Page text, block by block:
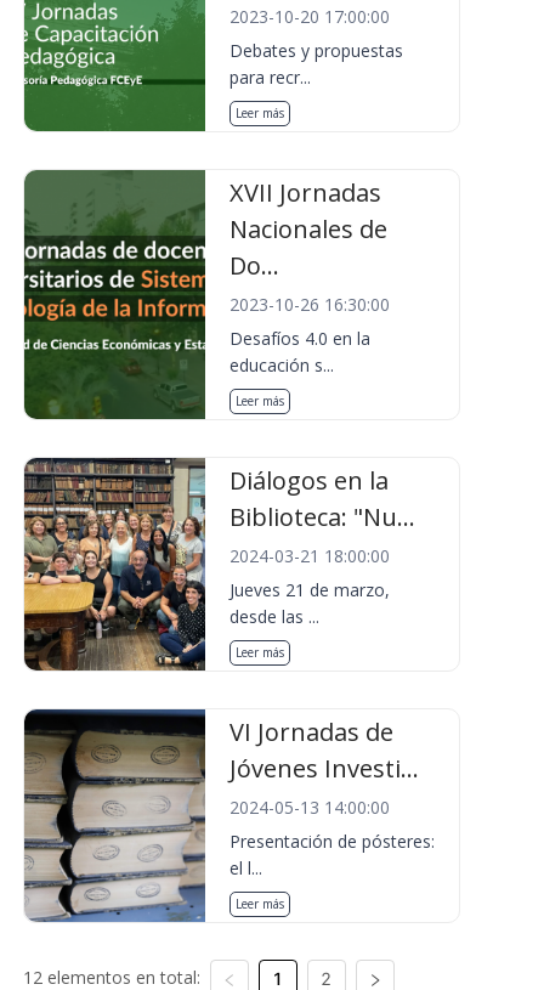
2023-10-20 17:00:00
Debates y propuestas
para recr...
Leer más
XVII Jornadas
Nacionales de
Do...
2023-10-26 16:30:00
Desafíos 4.0 en la
educación s...
Leer más
Diálogos en la
Biblioteca: "Nu...
2024-03-21 18:00:00
Jueves 21 de marzo,
desde las ...
Leer más
VI Jornadas de
Jóvenes Investi...
2024-05-13 14:00:00
Presentación de pósteres:
el l...
Leer más
12 elementos en total: 1 2